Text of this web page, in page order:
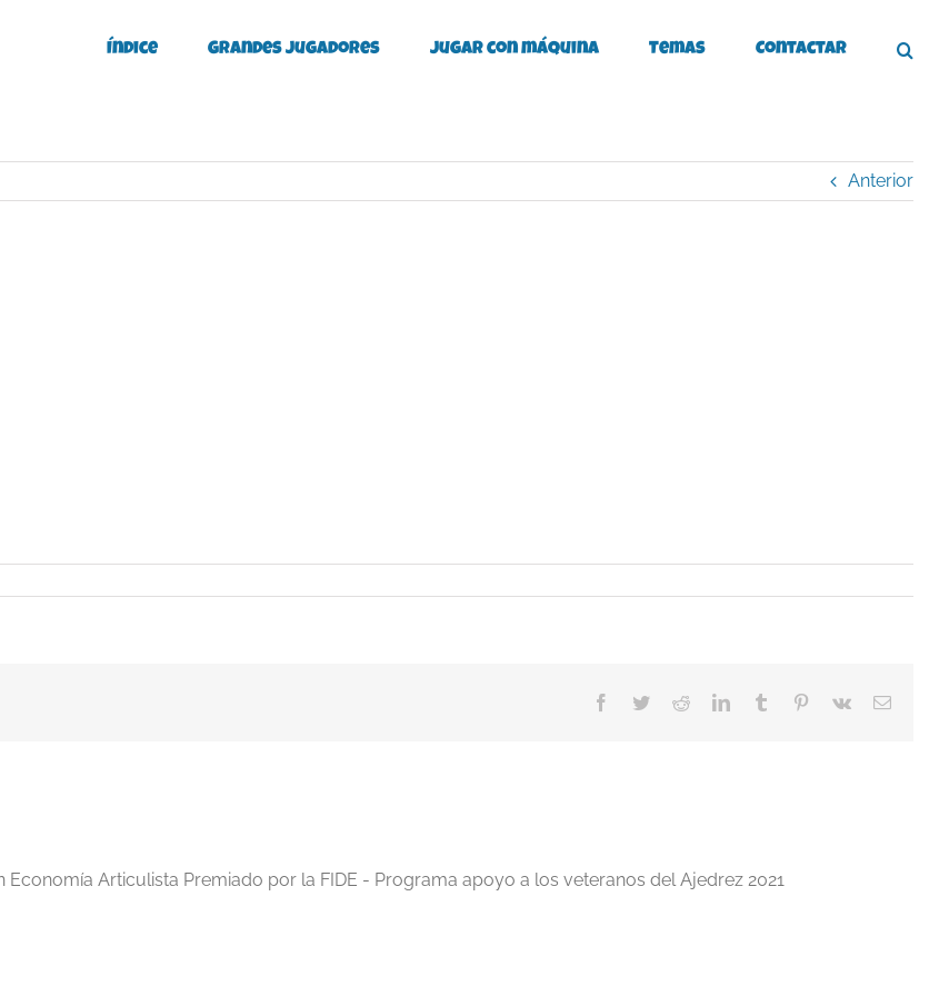
Índice Grandes Jugadores Jugar con máquina Temas Contactar
Anterior
Facebook
TwitterRedditLinkedInTumblr Pinterest
Vk
Correo
Articulista Premiado por la FIDE - Programa apoyo a los veteranos del Ajedrez 2021